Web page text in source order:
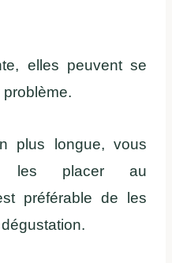
elles peuvent se
plus longue, vous
les placer au
préférable de les